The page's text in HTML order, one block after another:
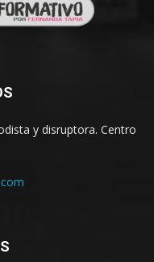
y disruptora. Centro